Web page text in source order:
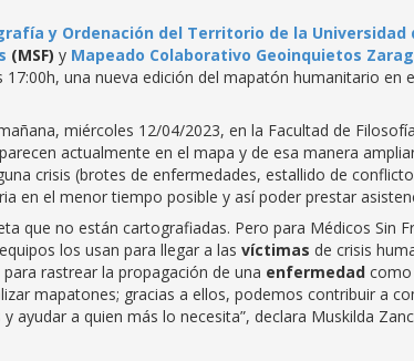
y Ordenación del Territorio de la Universidad
(MSF) y Mapeado Colaborativo Geoinquietos
17:00h, una nueva edición del mapatón humanitario en
miércoles 12/04/2023, en la Facultad de
actualmente en el mapa y de esa manera
crisis (brotes de enfermedades, estallido de
en el menor tiempo posible y así poder prestar
que no están cartografiadas. Pero para Médicos Sin
los usan para llegar a las víctimas de crisis
para rastrear la propagación de una enfermedad como
mapatones; gracias a ellos, podemos contribuir a
ayudar a quien más lo necesita”, declara Muskilda